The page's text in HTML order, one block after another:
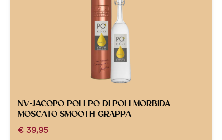
NV-JACOPO POLI PO DI POLI MORBIDA
MOSCATO SMOOTH GRAPPA
€ 39,95